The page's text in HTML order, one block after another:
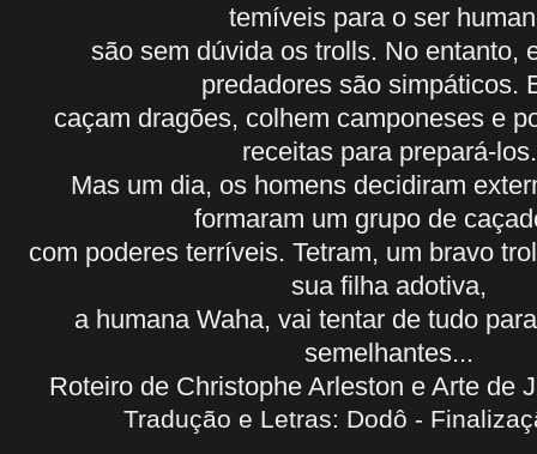
temíveis para o ser
são sem dúvida os trolls. No entanto,
predadores são simpáticos.
caçam dragões, colhem camponeses e
receitas para prepará-
Mas um dia, os homens decidiram
formaram um grupo de
com poderes terríveis. Tetram, um bravo
sua filha adotiva,
a humana Waha, vai tentar de tudo
semelhantes...
Roteiro de Christophe Arleston e Arte de
Tradução e Letras: Dodô -